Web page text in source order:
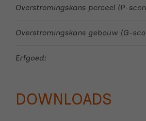
Overstromingskans perceel (P-
Overstromingskans gebouw (G-
Erfgoed: